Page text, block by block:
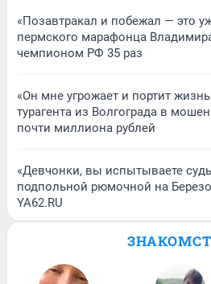
«Позавтракал и побежал — это
пермского марафонца
чемпионом РФ 35 раз
«Он мне угрожает и портит
турагента из Волгограда в
почти миллиона рублей
«Девчонки, вы испытываете
подпольной рюмочной на
YA62.RU